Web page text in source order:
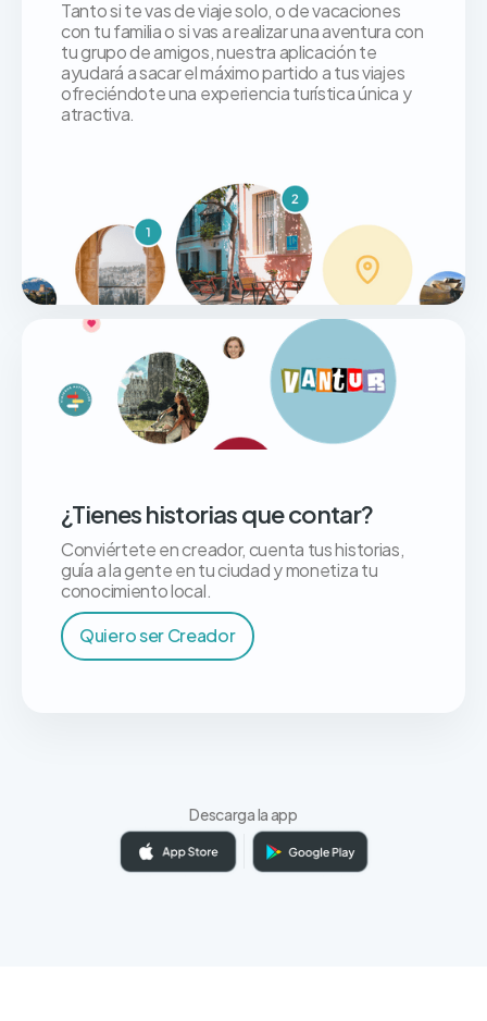
Tanto si te vas de viaje solo, o de vacaciones
con tu familia o si vas a realizar una aventura con
tu grupo de amigos, nuestra aplicación te
ayudará a sacar el máximo partido a tus viajes
ofreciéndote una experiencia turística única y
atractiva.
¿Tienes historias que contar?
Conviértete en creador, cuenta tus historias,
guía a la gente en tu ciudad y monetiza tu
conocimiento local.
Quiero ser Creador
Descarga la app